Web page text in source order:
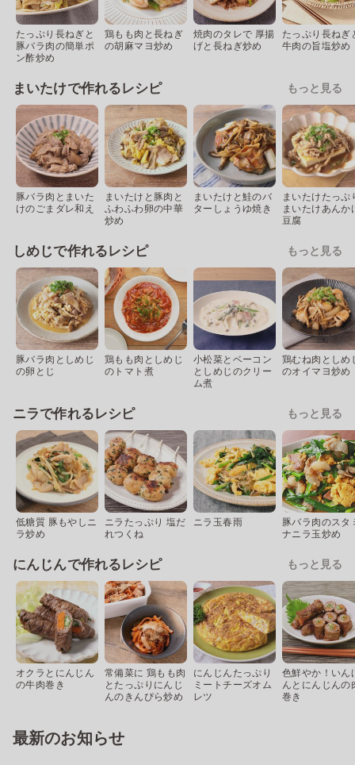
たっぷり長ねぎと
豚バラ肉の簡単ポ
ン酢炒め
鶏もも肉と長ねぎ
の胡麻マヨ炒め
焼肉のタレで 厚揚
げと長ねぎ炒め
たっぷり長ねぎ
牛肉の旨塩炒め
まいたけで作れるレシピ もっと見る
豚バラ肉とまいた
けのごまダレ和え
まいたけと豚肉と
ふわふわ卵の中華
炒め
まいたけと鮭のバ
ターしょうゆ焼き
まいたけたっぷ
まいたけあんか
豆腐
しめじで作れるレシピ もっと見る
豚バラ肉としめじ
の卵とじ
鶏もも肉としめじ
のトマト煮
小松菜とベーコン
としめじのクリー
ム煮
鶏むね肉としめ
のオイマヨ炒め
ニラで作れるレシピ もっと見る
低糖質 豚もやしニ
ラ炒め
ニラたっぷり 塩だ
れつくね
ニラ玉春雨
豚バラ肉のスタ
ナニラ玉炒め
にんじんで作れるレシピ もっと見る
オクラとにんじん
の牛肉巻き
常備菜に 鶏もも肉
とたっぷりにんじ
んのきんぴら炒め
にんじんたっぷり
ミートチーズオム
レツ
色鮮やか！いん
んとにんじんの
巻き
最新のお知らせ